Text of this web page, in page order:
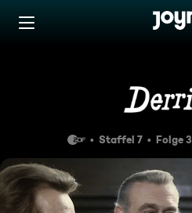
Zum Inhalt springen
Staffel 7 Folge 3